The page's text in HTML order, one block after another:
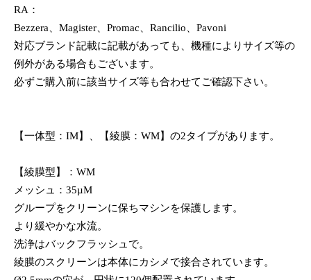
RA：
Bezzera、Magister、Promac、Rancilio、Pavoni
対応ブランド記載に記載があっても、機種によりサイズ等の
例外がある場合もございます。
必ずご購入前に該当サイズ等も合わせてご確認下さい。
【一体型：IM】、【綾膜：WM】の2タイプがあります。
【綾膜型】：WM
メッシュ：35µM
グループをクリーンに保ちマシンを保護します。
より緩やかな水流。
洗浄はバックフラッシュで。
綾膜のスクリーンは本体にカシメで接合されています。